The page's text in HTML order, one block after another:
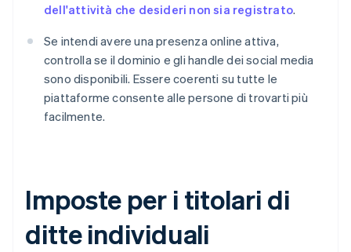
dell'attività che desideri non sia registrato.
Se intendi avere una presenza online attiva,
controlla se il dominio e gli handle dei social media
sono disponibili. Essere coerenti su tutte le
piattaforme consente alle persone di trovarti più
facilmente.
Imposte per i titolari di
ditte individuali